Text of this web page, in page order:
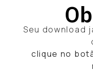
Seu download
clique no